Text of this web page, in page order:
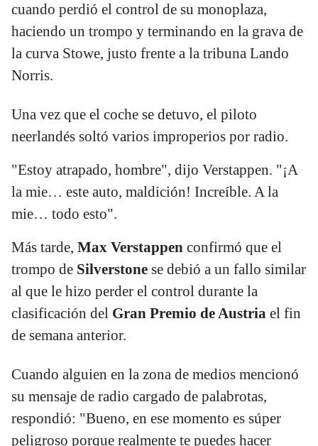
cuando perdió el control de su monoplaza,
haciendo un trompo y terminando en la grava de
la curva Stowe, justo frente a la tribuna Lando
Norris.
Una vez que el coche se detuvo, el piloto
neerlandés soltó varios improperios por radio.
"Estoy atrapado, hombre", dijo Verstappen. "¡A
la mie… este auto, maldición! Increíble. A la
mie… todo esto".
Más tarde, Max Verstappen confirmó que el
trompo de Silverstone se debió a un fallo similar
al que le hizo perder el control durante la
clasificación del Gran Premio de Austria el fin
de semana anterior.
Cuando alguien en la zona de medios mencionó
su mensaje de radio cargado de palabrotas,
respondió: "Bueno, en ese momento es súper
peligroso porque realmente te puedes hacer